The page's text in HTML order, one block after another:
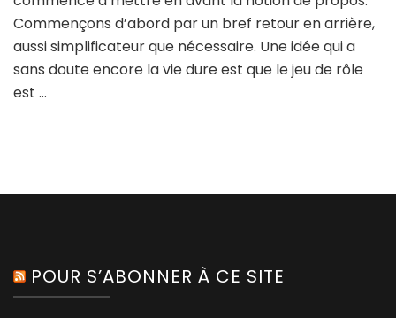
propos
comme
question
Commençons d’abord par un bref retour en arrière,
aussi simplificateur que nécessaire. Une idée qui a
sans doute encore la vie dure est que le jeu de rôle
est …
POUR S’ABONNER À CE SITE